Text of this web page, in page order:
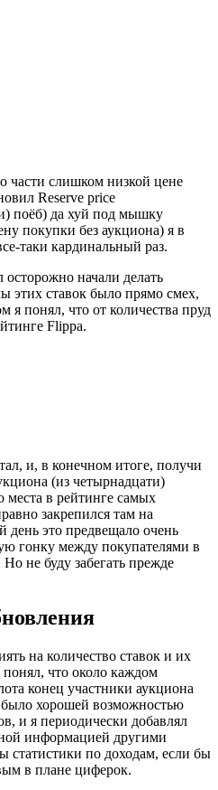
части слишком низкой цене
Reserve price
поёб) да хуй под мышку
покупки без аукциона) я в
таки кардинальный раз.
начали делать
этих ставок было прямо смех,
я понял, что от количества пруд
Flippa.
и, в конечном итоге, получи
(из четырнадцати)
места в рейтинге самых
закрепился там на
день это предвещало очень
гонку между покупателями в
не буду забегать прежде
на количество ставок и их
понял, что около каждом
конец участники аукциона
хорошей возможностью
и я периодически добавлял
информацией другими
статистики по доходам, если бы
в плане циферок.